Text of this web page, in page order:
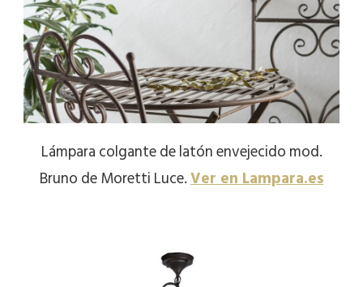
Lámpara colgante de latón envejecido mod.
Bruno de Moretti Luce.Ver en Lampara.es